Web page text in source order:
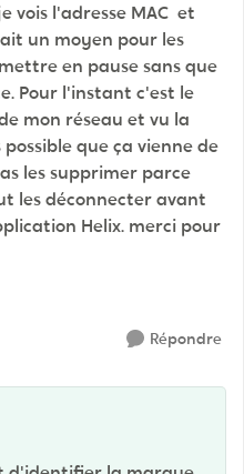
vois l'adresse MAC et
un moyen pour les
en pause sans que
Pour l'instant c'est le
mon réseau et vu la
que ça vienne de
les supprimer parce
les déconnecter avant
Helix. merci pour
Répondre